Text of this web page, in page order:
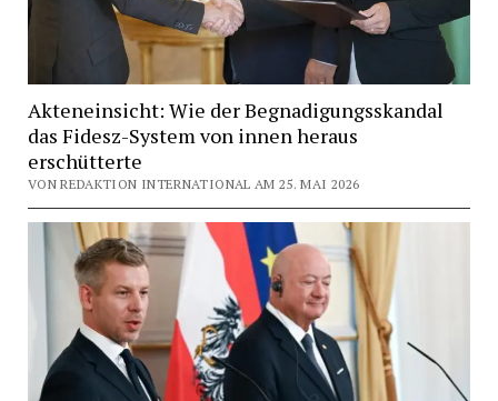
Akteneinsicht: Wie der Begnadigungsskandal
das Fidesz-System von innen heraus
erschütterte
VON REDAKTION INTERNATIONAL AM 25. MAI 2026